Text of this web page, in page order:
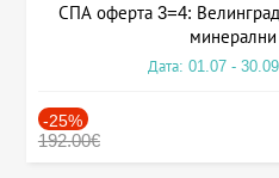
СПА оферта 3=4:
Дата: 01.07 -
-25%
192.00€